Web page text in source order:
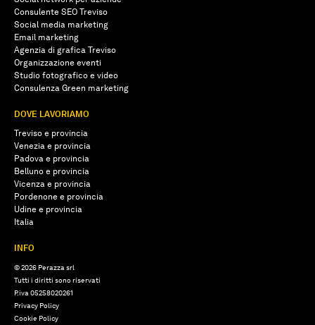
Consulente SEO Treviso
Social media marketing
Email marketing
Agenzia di grafica Treviso
Organizzazione eventi
Studio fotografico e video
Consulenza Green marketing
DOVE LAVORIAMO
Treviso e provincia
Venezia e provincia
Padova e provincia
Belluno e provincia
Vicenza e provincia
Pordenone e provincia
Udine e provincia
Italia
INFO
© 2026 Perazza srl
Tutti i diritti sono riservati
P.iva 05258020261
Privacy Policy
Cookie Policy